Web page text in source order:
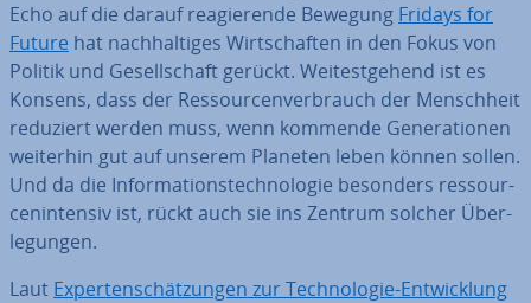
Echo auf die darauf re­agie­ren­de Bewegung Fridays for
Future hat nach­hal­ti­ges Wirt­schaf­ten in den Fokus von
Politik und Ge­sell­schaft gerückt. Wei­test­ge­hend ist es
Konsens, dass der Res­sour­cen­ver­brauch der Mensch­heit
reduziert werden muss, wenn kommende Ge­ne­ra­tio­nen
weiterhin gut auf unserem Planeten leben können sollen.
Und da die In­for­ma­ti­ons­tech­no­lo­gie besonders res­sour­
cen­in­ten­siv ist, rückt auch sie ins Zentrum solcher Über­
le­gun­gen.
Laut Ex­per­ten­schät­zun­gen zur Tech­no­lo­gie-Ent­wick­lung